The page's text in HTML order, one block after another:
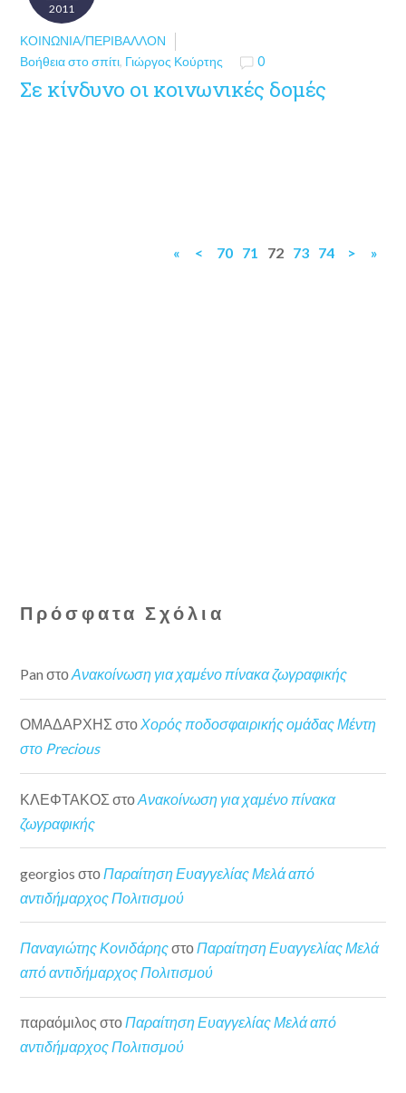
2011
ΚΟΙΝΩΝΊΑ/ΠΕΡΙΒΆΛΛΟΝ
Βοήθεια στο σπίτι, Γιώργος Κούρτης 0
Σε κίνδυνο οι κοινωνικές δομές
« < 70 71 72 73 74 > »
Πρόσφατα Σχόλια
Pan στοΑνακοίνωση για χαμένο πίνακα ζωγραφικής
ΟΜΑΔΑΡΧΗΣ στοΧορός ποδοσφαιρικής ομάδας Μέντη
στο Precious
ΚΛΕΦΤΑΚΟΣ στοΑνακοίνωση για χαμένο πίνακα
ζωγραφικής
georgios στο Παραίτηση Ευαγγελίας Μελά από
αντιδήμαρχος Πολιτισμού
Παναγιώτης ΚονιδάρηςστοΠαραίτηση Ευαγγελίας Μελά
από αντιδήμαρχος Πολιτισμού
παραόμιλος στοΠαραίτηση Ευαγγελίας Μελά από
αντιδήμαρχος Πολιτισμού